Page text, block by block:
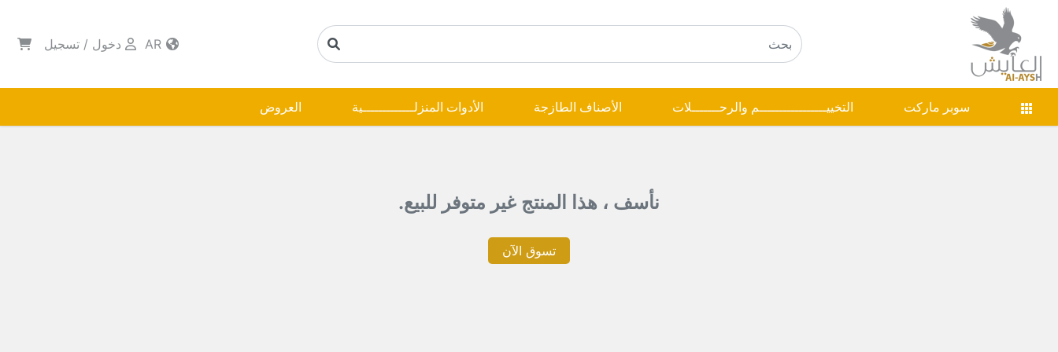
دخول / تسجيل
سوبر ماركت التخييـــــــــــــــــم والرحـــــــلات الأصناف الطازجة الأدوات المنزلـــــــــــــية العروض
نأسف ، هذا المنتج غير متوفر للبيع.
تسوق الآن